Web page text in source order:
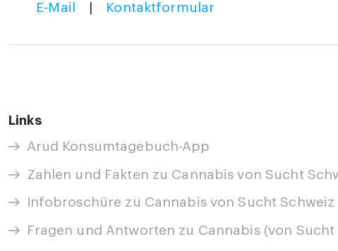
E-Mail
Kontaktformular
Links
Arud Konsumtagebuch-App
Zahlen und Fakten zu Cannabis von Sucht
Infobroschüre zu Cannabis von Sucht Schweiz
Fragen und Antworten zu Cannabis (von Sucht